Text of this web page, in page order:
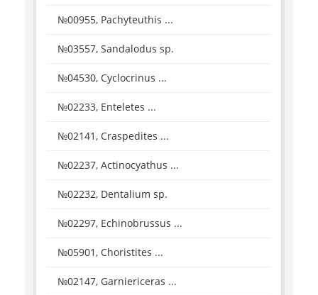
№00955, Pachyteuthis ...
№03557, Sandalodus sp.
№04530, Cyclocrinus ...
№02233, Enteletes ...
№02141, Craspedites ...
№02237, Actinocyathus ...
№02232, Dentalium sp.
№02297, Echinobrussus ...
№05901, Choristites ...
№02147, Garniericeras ...